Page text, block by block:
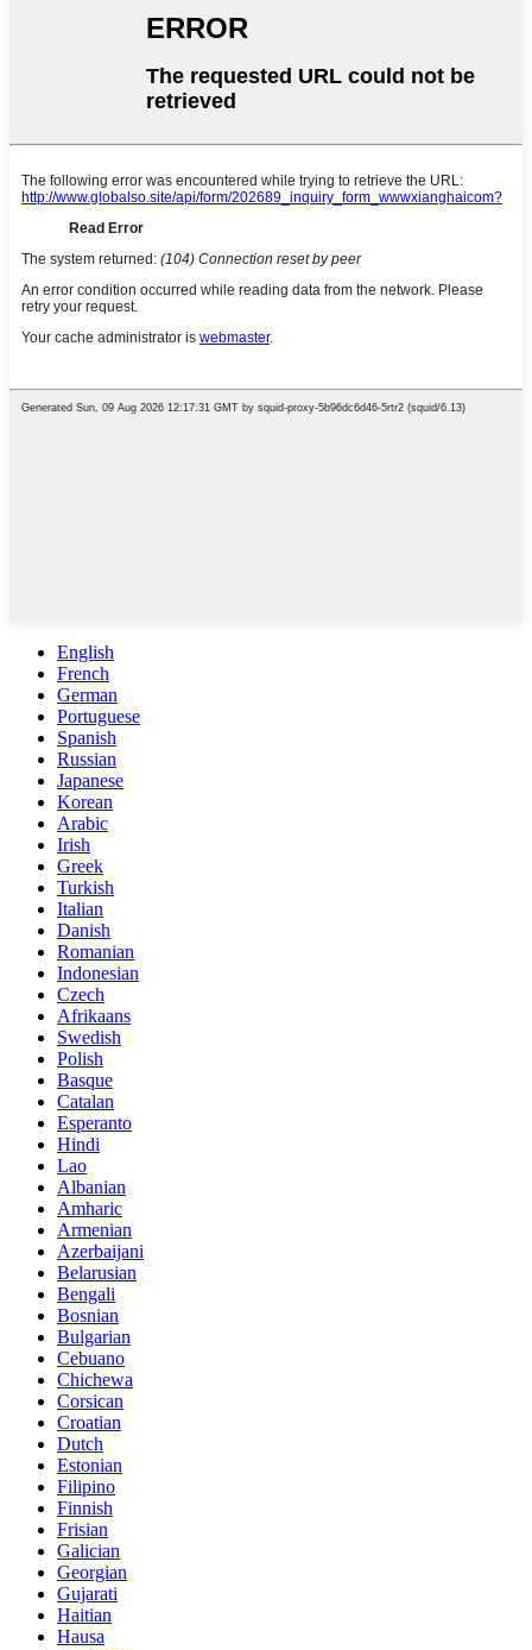
English
French
German
Portuguese
Spanish
Russian
Japanese
Korean
Arabic
Irish
Greek
Turkish
Italian
Danish
Romanian
Indonesian
Czech
Afrikaans
Swedish
Polish
Basque
Catalan
Esperanto
Hindi
Lao
Albanian
Amharic
Armenian
Azerbaijani
Belarusian
Bengali
Bosnian
Bulgarian
Cebuano
Chichewa
Corsican
Croatian
Dutch
Estonian
Filipino
Finnish
Frisian
Galician
Georgian
Gujarati
Haitian
Hausa